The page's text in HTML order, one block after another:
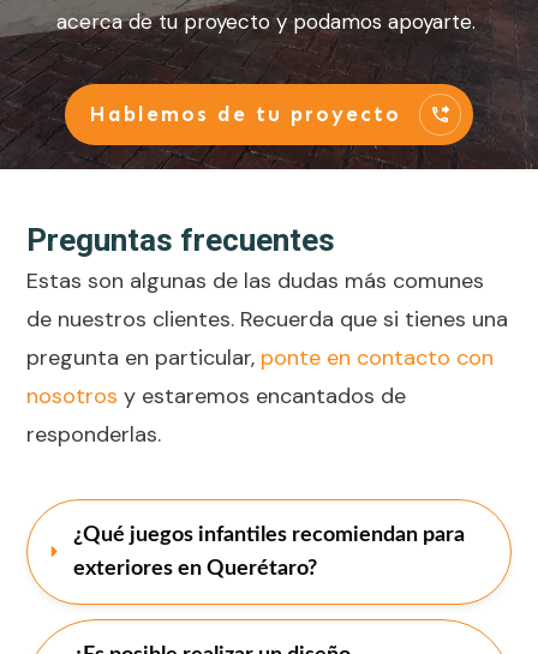
acerca de tu proyecto y podamos apoyarte.
Hablemos de tu proyecto
Preguntas frecuentes
Estas son algunas de las dudas más comunes
de nuestros clientes. Recuerda que si tienes una
pregunta en particular, ponte en contacto con
nosotros y estaremos encantados de
responderlas.
¿Qué juegos infantiles recomiendan para
exteriores en Querétaro?